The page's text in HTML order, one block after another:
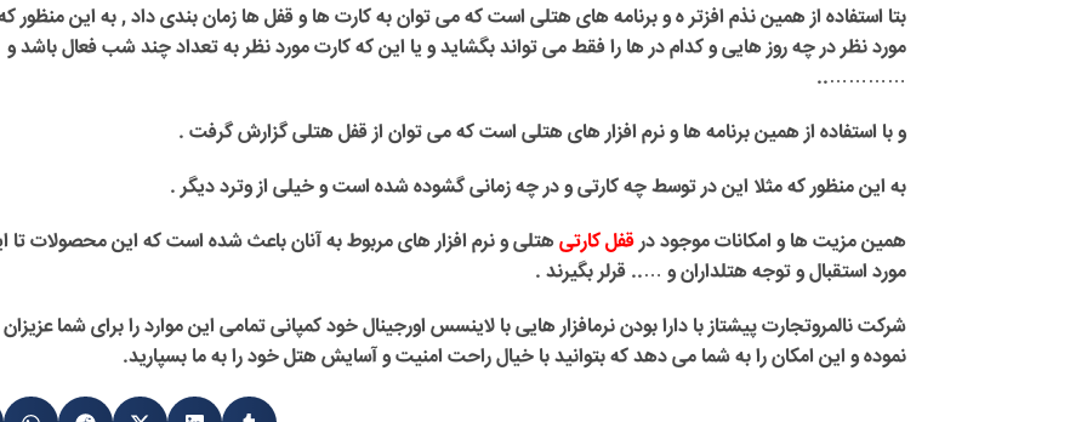
بتا استفاده از همین نذم افزتر ه و برنامه های هتلی است که می توان به کارت ها و قفل ها زمان بندی داد , به این منظور
مورد نظر در چه روز هایی و کدام در ها را فقط می تواند بگشاید و یا این که کارت مورد نظر به تعداد چند شب فعال باشد و
…………..
و با استفاده از همین برنامه ها و نرم افزار های هتلی است که می توان از قفل هتلی گزارش گرفت .
به این منظور که مثلا این در توسط چه کارتی و در چه زمانی گشوده شده است و خیلی از وترد دیگر .
همین مزیت ها و امکانات موجود درقفل کارتیهتلی و نرم افزار های مربوط به آنان باعث شده است که این محصولات تا
مورد استقبال و توجه هتلداران و ….. قرلر بگیرند .
شرکت نالمروتجارت پیشتاز با دارا بودن نرمافزار هایی با لاینسس اورجینال خود کمپانی تمامی این موارد را برای شما
نموده و این امکان را به شما می دهد که بتوانید با خیال راحت امنیت و آسایش هتل خود را به ما بسپارید.